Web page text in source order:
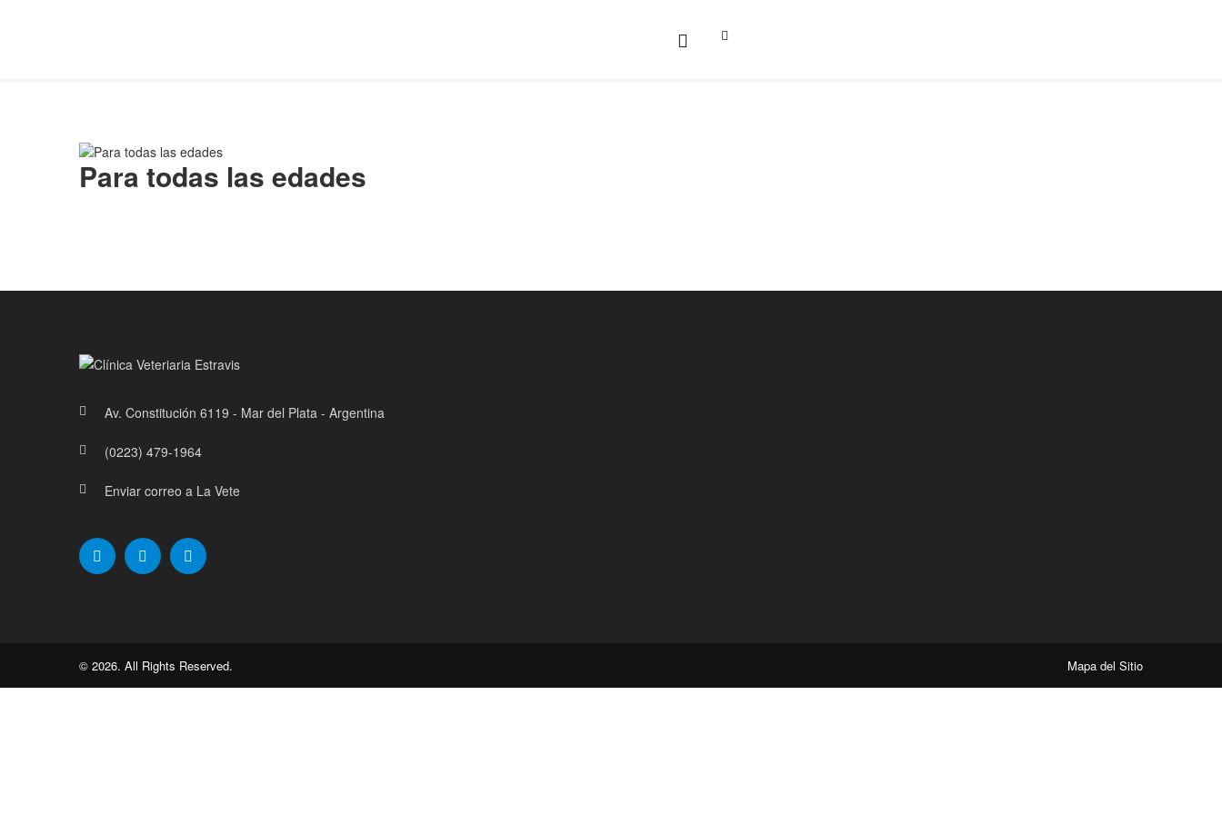
Para todas las edades
Av. Constitución 6119 - Mar del Plata - Argentina
(0223) 479-1964
Enviar correo a La Vete
© 2026. All Rights Reserved. Mapa del Sitio